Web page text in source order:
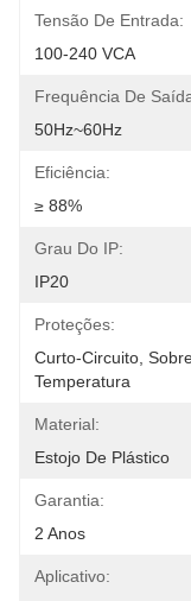
Tensão De Entrada:
100-240 VCA
Frequência De
50Hz~60Hz
Eficiência:
≥ 88%
Grau Do IP:
IP20
Proteções:
Curto-Circuito,
Temperatura
Material:
Estojo De Plástico
Garantia:
2 Anos
Aplicativo: